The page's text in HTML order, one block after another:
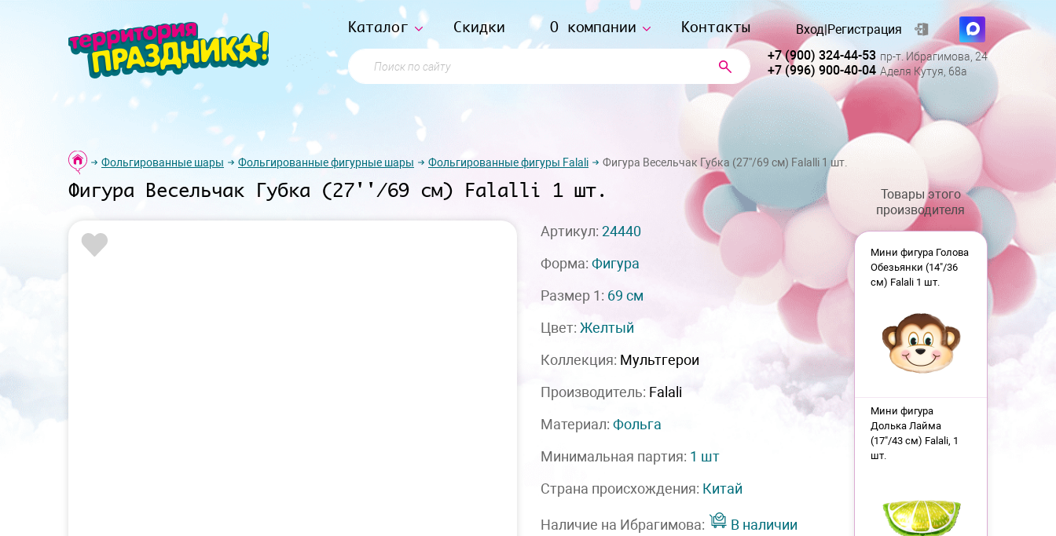
Каталог Скидки О компании Контакты
Поиск по сайту
Вход|Регистрация
+7 (900) 324-44-53 пр-т. Ибрагимова, 24
+7 (996) 900-40-04 Аделя Кутуя, 68а
Фольгированные шары Фольгированные фигурные шары Фольгированные фигуры Falali Фигура Весельчак Губка (27''/69 см) Falalli 1 шт.
Фигура Весельчак Губка (27''/69 см) Falalli 1 шт.
Артикул: 24440
Форма: Фигура
Размер 1: 69 см
Цвет: Желтый
Коллекция: Мультгерои
Производитель: Falali
Материал: Фольга
Минимальная партия: 1 шт
Страна происхождения: Китай
Наличие на Ибрагимова: В наличии
Товары этого
производителя
Мини фигура Голова
Обезьянки (14"/36
см) Falali 1 шт.
Мини фигура
Долька Лайма
(17"/43 см) Falali, 1
шт.